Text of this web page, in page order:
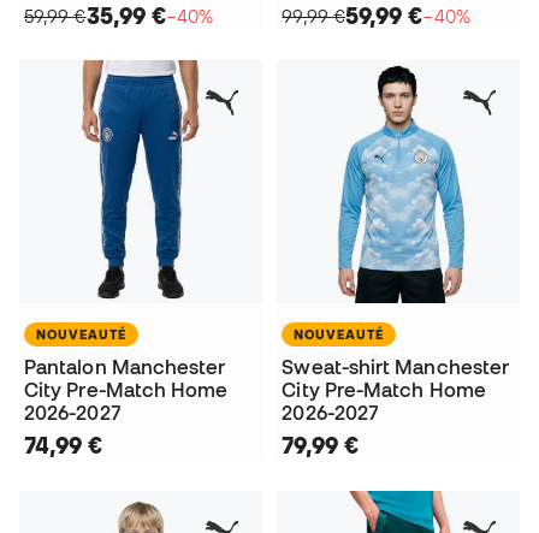
59,99 €35,99 €−40%
99,99 €59,99 €−40%
NOUVEAUTÉ
Pantalon Manchester
City Pre-Match Home
2026-2027
74,99 €
NOUVEAUTÉ
Sweat-shirt Manchester
City Pre-Match Home
2026-2027
79,99 €